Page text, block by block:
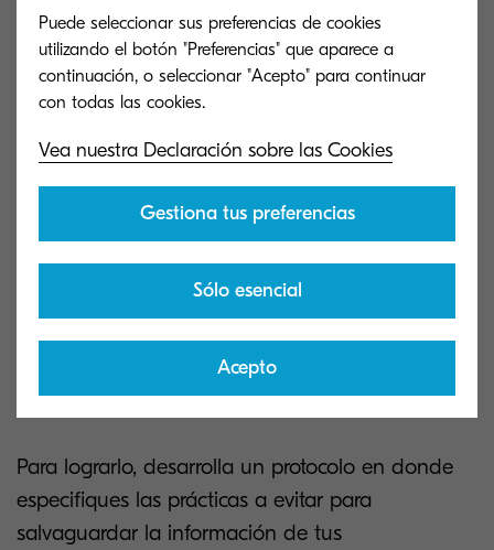
¿Cómo protegerse contra las
amenazas a la
ciberseguridad?
Si bien todas las empresas están propensas a
diferentes tipos deamenazas cibernéticas,
puedes proteger tu negocio e información valiosa
Capacita a tu personal en materia de
ciberseguridad
Para lograrlo, desarrolla un protocolo en donde
especifiques las prácticas a evitar para
salvaguardar la información de tus
Puede seleccionar sus preferencias de cookies
utilizando el botón "Preferencias" que aparece a
continuación, o seleccionar "Acepto" para continuar
Vea nuestra Declaración sobre las Cookies
Gestiona tus preferencias
Sólo esencial
Acepto